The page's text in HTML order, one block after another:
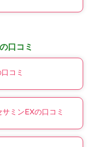
口コミ
コミ
ミンEXの口コミ